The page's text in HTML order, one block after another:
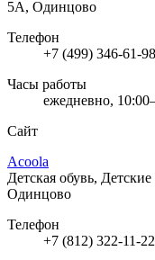
5А, Одинцово
Телефон
+7 (499) 346-61-98
Часы работы
ежедневно,
Сайт
Acoola
Детская обувь,
Одинцово
Телефон
+7 (812) 322-11-22